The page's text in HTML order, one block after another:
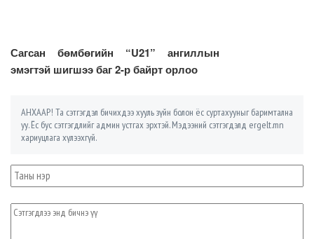
Сагсан бөмбөгийн “U21” ангиллын
эмэгтэй шигшээ баг 2-р байрт орлоо
АНХААР! Та сэтгэгдэл бичихдээ хууль зүйн болон ёс суртахууныг баримтална
уу. Ёс бус сэтгэгдлийг админ устгах эрхтэй. Мэдээний сэтгэгдэлд ergelt.mn
хариуцлага хүлээхгүй.